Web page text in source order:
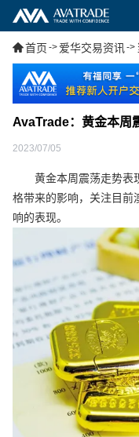
首页 -> 爱华交易资讯 ->
AvaTrade：黄金本周
2023/07/05
黄金本周震荡走势表
格带来的影响，关注目前
响的表现。